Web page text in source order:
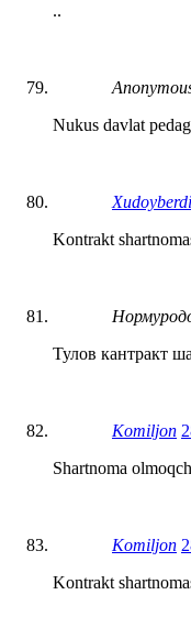
..
Nukus davlat
Xudoyberdi
Kontrakt
Тулов кантракт
Komiljon
Shartnoma
Komiljon
Kontrakt